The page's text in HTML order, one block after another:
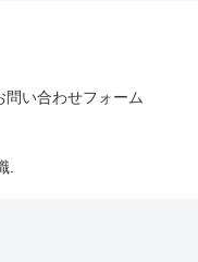
問い合わせフォーム
.